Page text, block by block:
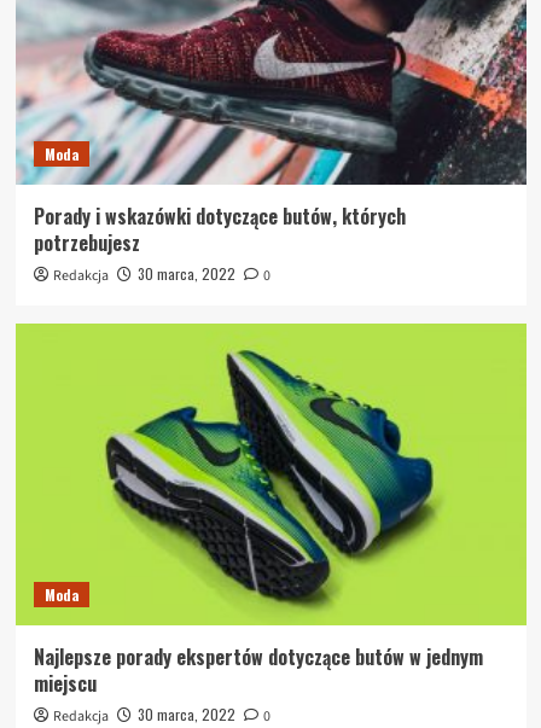
Moda
Porady i wskazówki dotyczące butów, których
potrzebujesz
Redakcja 30 marca, 2022 0
Moda
Najlepsze porady ekspertów dotyczące butów w jednym
miejscu
Redakcja 30 marca, 2022 0